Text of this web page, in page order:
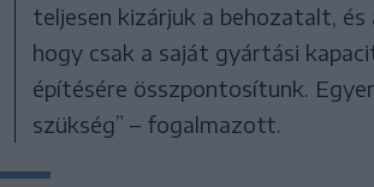
teljesen kizárjuk a behozatalt, és
hogy csak a saját gyártási
építésére összpontosítunk.
szükség” – fogalmazott.